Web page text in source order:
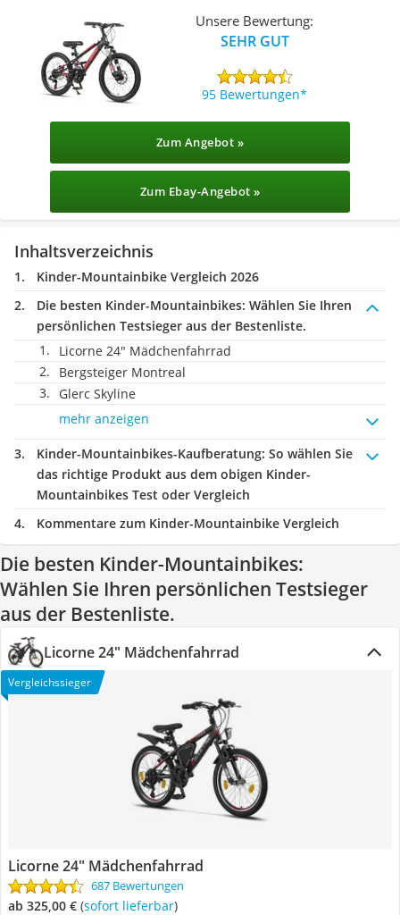
Unsere Bewertung:
SEHR GUT
95 Bewertungen
Zum Angebot »
Zum Ebay-Angebot »
Inhaltsverzeichnis
Kinder-Mountainbike Vergleich 2026
Die besten Kinder-Mountainbikes: Wählen Sie Ihren
persönlichen Testsieger aus der Bestenliste.
Licorne 24" Mädchenfahrrad
Bergsteiger Montreal
Glerc Skyline
mehr anzeigen
Kinder-Mountainbikes-Kaufberatung: So wählen Sie
das richtige Produkt aus dem obigen Kinder-
Mountainbikes Test oder Vergleich
Kommentare zum Kinder-Mountainbike Vergleich
Die besten Kinder-Mountainbikes:
Wählen Sie Ihren persönlichen Testsieger
aus der Bestenliste.
Licorne 24" Mädchenfahrrad
Vergleichssieger
Licorne 24" Mädchenfahrrad
687 Bewertungen
ab 325,00 € ( Sofort lieferbar)